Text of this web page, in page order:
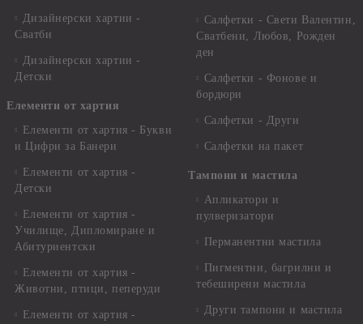
Дизайнерски хартии -
Сватби
Дизайнерски хартии -
Детски
Елементи от хартия
Елементи от хартия - Букви
и Цифри за Банери
Елементи от хартия -
Детски
Елементи от хартия -
Училище, Дипломиране и
Абитуриентски
Елементи от хартия -
Животни, птици, пеперуди
Елементи от хартия -
Салфетки - Свети Валентин,
Сватбени, Любов, Рожден
ден
Салфетки - Фонове и
бордюри
Салфетки - Други
Салфетки на пакет
Тампони и мастила
Апликатори и
пулверизатори
Перманентни мастила
Пигментни, багрилни и
тебеширени мастила
Други тампони и мастила